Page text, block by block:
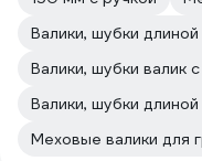
Валики, шубки
Валики, шубки валик
Валики, шубки
Меховые валики для